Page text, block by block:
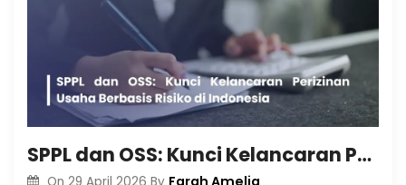
SPPL dan OSS: Kunci Kelancaran Perizinan Usaha Berbasis Risiko di Indonesia
Farah Amelia